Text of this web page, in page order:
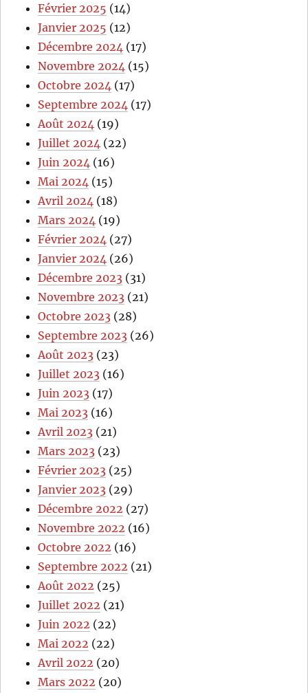
Février 2025 (14)
Janvier 2025 (12)
Décembre 2024 (17)
Novembre 2024 (15)
Octobre 2024 (17)
Septembre 2024 (17)
Août 2024 (19)
Juillet 2024 (22)
Juin 2024 (16)
Mai 2024 (15)
Avril 2024 (18)
Mars 2024 (19)
Février 2024 (27)
Janvier 2024 (26)
Décembre 2023 (31)
Novembre 2023 (21)
Octobre 2023 (28)
Septembre 2023 (26)
Août 2023 (23)
Juillet 2023 (16)
Juin 2023 (17)
Mai 2023 (16)
Avril 2023 (21)
Mars 2023 (23)
Février 2023 (25)
Janvier 2023 (29)
Décembre 2022 (27)
Novembre 2022 (16)
Octobre 2022 (16)
Septembre 2022 (21)
Août 2022 (25)
Juillet 2022 (21)
Juin 2022 (22)
Mai 2022 (22)
Avril 2022 (20)
Mars 2022 (20)